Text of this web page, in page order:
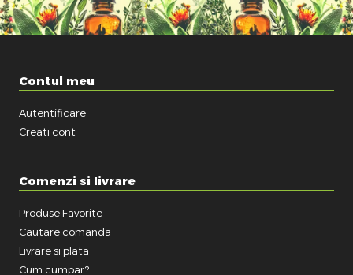
Contul meu
Autentificare
Creati cont
Comenzi si livrare
Produse Favorite
Cautare comanda
Livrare si plata
Cum cumpar?